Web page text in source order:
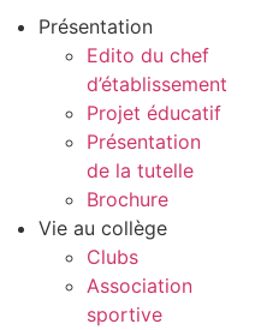
Présentation
Edito du chef
d’établissement
Projet éducatif
Présentation
de la tutelle
Brochure
Vie au collège
Clubs
Association
sportive